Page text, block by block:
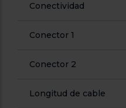
Conectividad
Conector 1
Conector 2
Longitud de cable